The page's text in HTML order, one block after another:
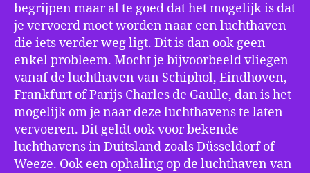
begrijpen maar al te goed dat het mogelijk is dat
je vervoerd moet worden naar een luchthaven
die iets verder weg ligt. Dit is dan ook geen
enkel probleem. Mocht je bijvoorbeeld vliegen
vanaf de luchthaven van Schiphol, Eindhoven,
Frankfurt of Parijs Charles de Gaulle, dan is het
mogelijk om je naar deze luchthavens te laten
vervoeren. Dit geldt ook voor bekende
luchthavens in Duitsland zoals Düsseldorf of
Weeze. Ook een ophaling op de luchthaven van